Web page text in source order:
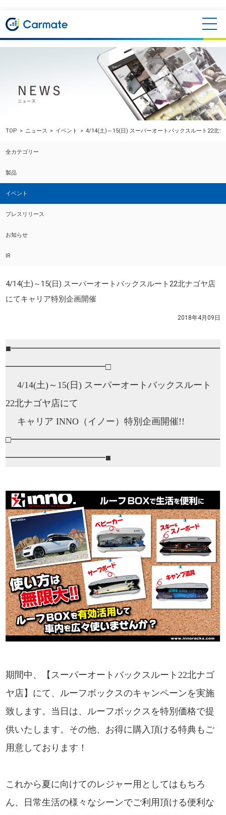
TOP ニュース イベント 4/14(土)～15(日) スーパーオートバックスルート22北
全カテゴリー
製品
イベント
プレスリリース
お知らせ
IR
4/14(土)～15(日) スーパーオートバックスルート22北ナゴヤ店
にてキャリア特別企画開催
2018年4月09日
■━━━━━━━━━━━━━━━━━━━━━━━
━━━━━━━━━━━□
4/14(土)～15(日) スーパーオートバックスルート
22北ナゴヤ店にて
キャリア INNO（イノー）特別企画開催!!
□━━━━━━━━━━━━━━━━━━━━━━━
━━━━━━━━━━━■
期間中、【スーパーオートバックスルート22北ナゴ
ヤ店】にて、ルーフボックスのキャンペーンを実施
致します。当日は、ルーフボックスを特別価格で提
供いたします。その他、お得に購入頂ける特典もご
用意しております！
これから夏に向けてのレジャー用としてはもちろ
ん、日常生活の様々なシーンでご利用頂ける便利な